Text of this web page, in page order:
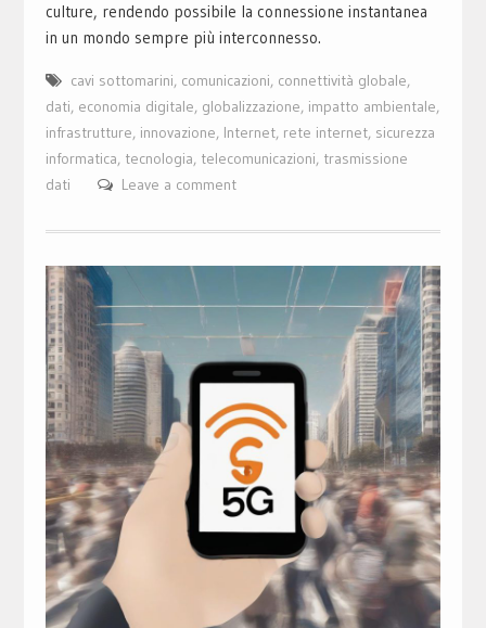
culture, rendendo possibile la connessione instantanea
in un mondo sempre più interconnesso.
cavi sottomarini, comunicazioni, connettività globale,
dati, economia digitale, globalizzazione, impatto ambientale,
infrastrutture, innovazione, Internet, rete internet, sicurezza
informatica, tecnologia, telecomunicazioni, trasmissione
dati
Leave a comment